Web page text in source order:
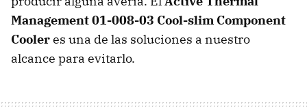
Management 01-008-03 Cool-slim Component
Cooleres una de las soluciones a nuestro
alcance para evitarlo.